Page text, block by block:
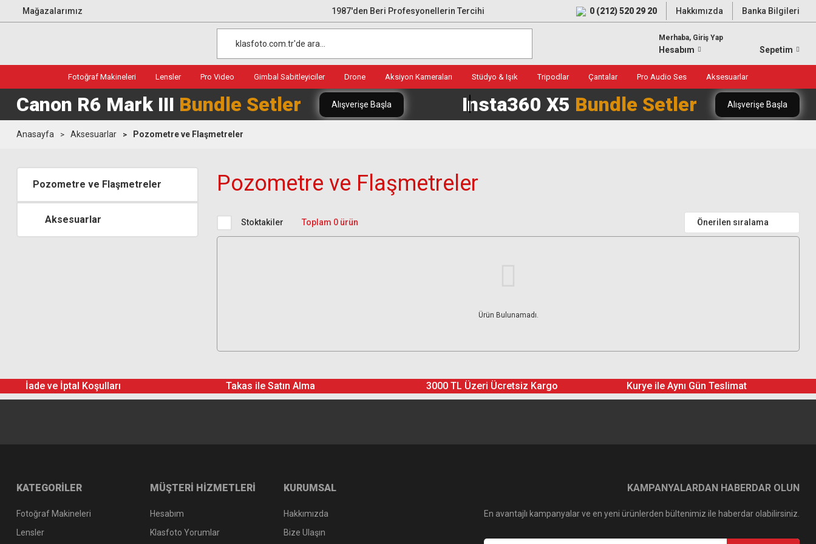
Mağazalarımız 1987'den Beri Profesyonellerin Tercihi 0 (212) 520 29 20 Hakkımızda Banka Bilgileri
Merhaba, Giriş Yap
Hesabım Sepetim
Fotoğraf Makineleri Lensler Pro Video Gimbal Sabitleyiciler Drone Aksiyon Kameraları Stüdyo & Işık Tripodlar Çantalar Pro Audio Ses Aksesuarlar
Canon R6 Mark III Bundle Setler Alışverişe Başla Insta360 X5 Bundle Setler Alışverişe Başla
Anasayfa Aksesuarlar Pozometre ve Flaşmetreler
Pozometre ve Flaşmetreler
Aksesuarlar
Pozometre ve Flaşmetreler
Stoktakiler Toplam 0 ürün
Ürün Bulunamadı.
İade ve İptal Koşulları Takas ile Satın Alma 3000 TL Üzeri Ücretsiz Kargo Kurye ile Aynı Gün Teslimat
KATEGORİLER
Fotoğraf Makineleri
Lensler
MÜŞTERİ HİZMETLERİ
Hesabım
Klasfoto Yorumlar
KURUMSAL
Hakkımızda
Bize Ulaşın
KAMPANYALARDAN HABERDAR OLUN
En avantajlı kampanyalar ve en yeni ürünlerden bültenimiz ile haberdar olabilirsiniz.